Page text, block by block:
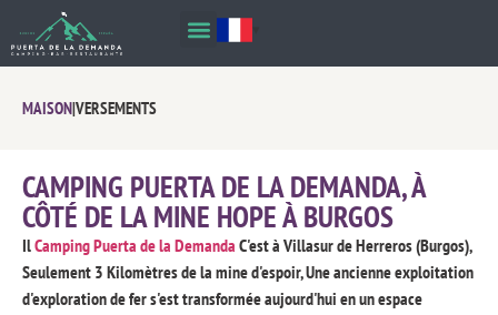
MAISON|VERSEMENTS
CAMPING PUERTA DE LA DEMANDA, À
CÔTÉ DE LA MINE HOPE À BURGOS
IlCamping Puerta de la Demanda C'est à Villasur de Herreros (Burgos),
Seulement 3 Kilomètres de la mine d'espoir, Une ancienne exploitation
d'exploration de fer s'est transformée aujourd'hui en un espace